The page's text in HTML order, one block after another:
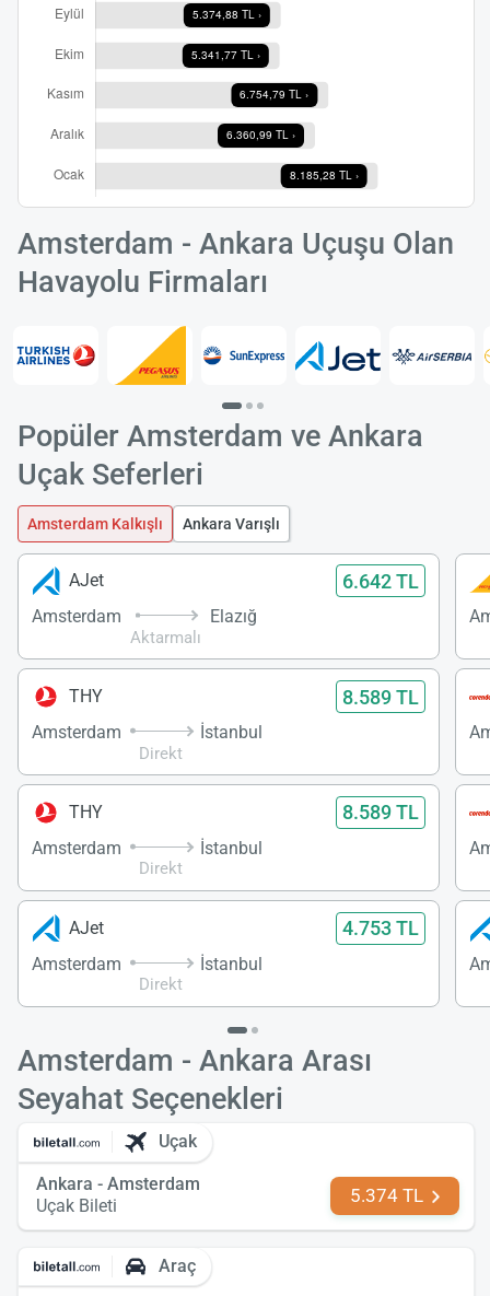
Amsterdam - Ankara Uçuşu Olan
Havayolu Firmaları
Popüler Amsterdam ve Ankara
Uçak Seferleri
Amsterdam Kalkışlı Ankara Varışlı
AJet 6.642 TL
Amsterdam
Aktarmalı
Elazığ
THY 8.589 TL
Amsterdam
Direkt
İstanbul
THY 8.589 TL
Amsterdam
Direkt
İstanbul
AJet 4.753 TL
Amsterdam
Direkt
İstanbul
Amsterdam - Ankara Arası
Seyahat Seçenekleri
Uçak
Ankara - Amsterdam
Uçak Bileti
5.374 TL
Araç